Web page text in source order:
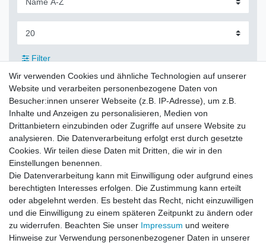
Filter
Zahlung und Versand
Daten­schutz­erklärung
Barrierefreiheitserklärung Widerrufs­recht
Vertrag widerrufen
Wir verwenden Cookies und ähnliche Technologien auf unserer
Website und verarbeiten personenbezogene Daten von
Besucher:innen unserer Webseite (z.B. IP-Adresse), um z.B.
Inhalte und Anzeigen zu personalisieren, Medien von
Drittanbietern einzubinden oder Zugriffe auf unsere Website zu
analysieren. Die Datenverarbeitung erfolgt erst durch gesetzte
Cookies. Wir teilen diese Daten mit Dritten, die wir in den
Einstellungen benennen.
Die Datenverarbeitung kann mit Einwilligung oder aufgrund eines
berechtigten Interesses erfolgen. Die Zustimmung kann erteilt
oder abgelehnt werden. Es besteht das Recht, nicht einzuwilligen
und die Einwilligung zu einem späteren Zeitpunkt zu ändern oder
zu widerrufen. Beachten Sie unser Impressum und weitere
Hinweise zur Verwendung personenbezogener Daten in unserer